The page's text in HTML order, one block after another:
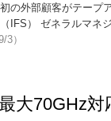
の外部顧客がテープ
IFS） ゼネラルマネ
3）
大70GHz